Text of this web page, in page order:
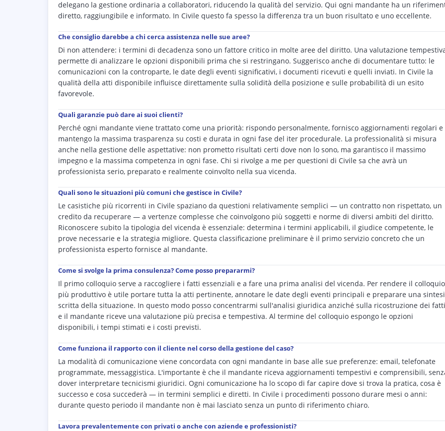
delegano la gestione ordinaria a collaboratori, riducendo la qualità del servizio. Qui ogni mandante ha un
diretto, raggiungibile e informato. In Civile questo fa spesso la differenza tra un buon risultato e uno eccellente.
Che consiglio darebbe a chi cerca assistenza nelle sue aree?
Di non attendere: i termini di decadenza sono un fattore critico in molte aree del diritto. Una valutazione
permette di analizzare le opzioni disponibili prima che si restringano. Suggerisco anche di documentare tutto: le
comunicazioni con la controparte, le date degli eventi significativi, i documenti ricevuti e quelli inviati. In Civile la
qualità della atti disponibile influisce direttamente sulla solidità della posizione e sulle probabilità di un esito
favorevole.
Quali garanzie può dare ai suoi clienti?
Perché ogni mandante viene trattato come una priorità: rispondo personalmente, fornisco aggiornamenti regolari e
mantengo la massima trasparenza su costi e durata in ogni fase del iter procedurale. La professionalità si misura
anche nella gestione delle aspettative: non prometto risultati certi dove non lo sono, ma garantisco il massimo
impegno e la massima competenza in ogni fase. Chi si rivolge a me per questioni di Civile sa che avrà un
professionista serio, preparato e realmente coinvolto nella sua vicenda.
Quali sono le situazioni più comuni che gestisce in Civile?
Le casistiche più ricorrenti in Civile spaziano da questioni relativamente semplici — un contratto non rispettato, un
credito da recuperare — a vertenze complesse che coinvolgono più soggetti e norme di diversi ambiti del diritto.
Riconoscere subito la tipologia del vicenda è essenziale: determina i termini applicabili, il giudice competente, le
prove necessarie e la strategia migliore. Questa classificazione preliminare è il primo servizio concreto che un
professionista esperto fornisce al mandante.
Come si svolge la prima consulenza? Come posso prepararmi?
Il primo colloquio serve a raccogliere i fatti essenziali e a fare una prima analisi del vicenda. Per rendere il colloquio
più produttivo è utile portare tutta la atti pertinente, annotare le date degli eventi principali e preparare una sintesi
scritta della situazione. In questo modo posso concentrarmi sull'analisi giuridica anziché sulla ricostruzione dei
e il mandante riceve una valutazione più precisa e tempestiva. Al termine del colloquio espongo le opzioni
disponibili, i tempi stimati e i costi previsti.
Come funziona il rapporto con il cliente nel corso della gestione del caso?
La modalità di comunicazione viene concordata con ogni mandante in base alle sue preferenze: email, telefonate
programmate, messaggistica. L'importante è che il mandante riceva aggiornamenti tempestivi e comprensibili,
dover interpretare tecnicismi giuridici. Ogni comunicazione ha lo scopo di far capire dove si trova la pratica, cosa è
successo e cosa succederà — in termini semplici e diretti. In Civile i procedimenti possono durare mesi o anni:
durante questo periodo il mandante non è mai lasciato senza un punto di riferimento chiaro.
Lavora prevalentemente con privati o anche con aziende e professionisti?